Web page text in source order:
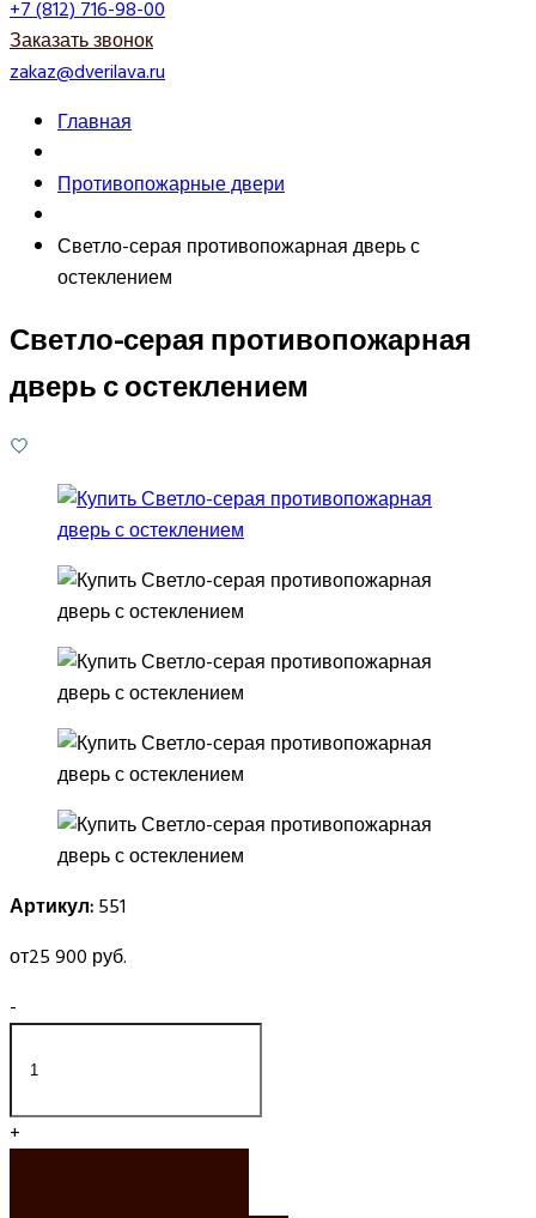
+7 (812) 716-98-00
Заказать звонок
zakaz@dverilava.ru
Главная
Противопожарные двери
Светло-серая противопожарная дверь с
остеклением
Светло-серая противопожарная
дверь с остеклением
Артикул:551
от25 900 руб.
-
+